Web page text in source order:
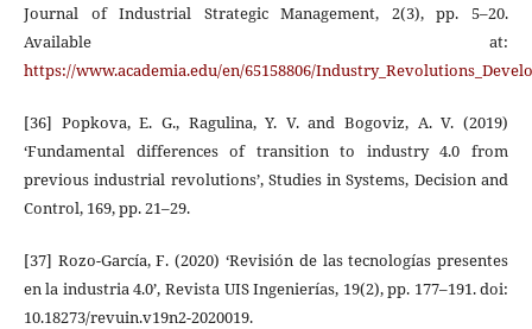
Journal of Industrial Strategic Management, 2(3), pp. 5–20.
Available at:
https://www.academia.edu/en/65158806/
[36] Popkova, E. G., Ragulina, Y. V. and Bogoviz, A. V. (2019)
‘Fundamental differences of transition to industry 4.0 from
previous industrial revolutions’, Studies in Systems, Decision and
Control, 169, pp. 21–29.
[37] Rozo-García, F. (2020) ‘Revisión de las tecnologías presentes
en la industria 4.0’, Revista UIS Ingenierías, 19(2), pp. 177–191. doi:
10.18273/revuin.v19n2-2020019.